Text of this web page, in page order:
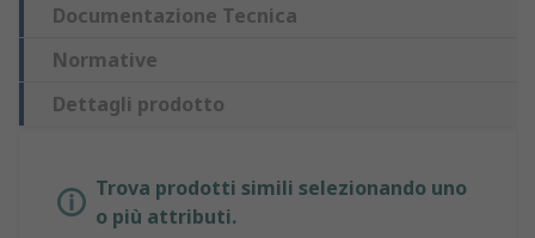
Documentazione Tecnica
Normative
Dettagli prodotto
Trova prodotti simili selezionando uno
o più attributi.